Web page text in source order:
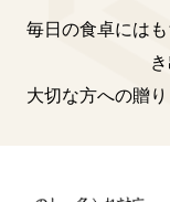
毎日の食卓には
大切な方への贈